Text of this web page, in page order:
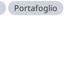
Portafoglio